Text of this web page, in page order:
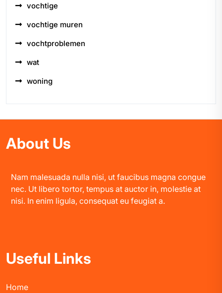
vochtige
vochtige muren
vochtproblemen
wat
woning
About Us
Nam malesuada nulla nisi, ut faucibus magna congue
nec. Ut libero tortor, tempus at auctor in, molestie at
nisi. In enim ligula, consequat eu feugiat a.
Useful Links
Home